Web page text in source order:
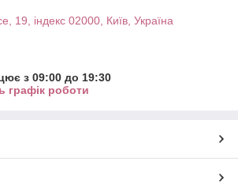
19, індекс 02000, Київ, Україна
з 09:00 до 19:30
графік роботи